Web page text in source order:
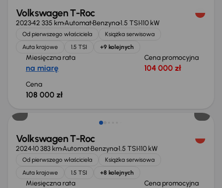
Volkswagen T-Roc
202342 335 kmAutomatBenzyna1.5 TSI110 kW
Od pierwszego właściciela
Książka serwisowa
Auta krajowe
1.5 TSI +9 kolejnych
Miesięczna rata
na miarę
Cena promocyjna
104 000 zł
Cena
108 000 zł
Od nowego taniej o 39 000 zł
Volkswagen T-Roc
202410 383 kmAutomatBenzyna1.5 TSI110 kW
Od pierwszego właściciela
Książka serwisowa
Auta krajowe
1.5 TSI +8 kolejnych
Miesięczna rata Cena promocyjna